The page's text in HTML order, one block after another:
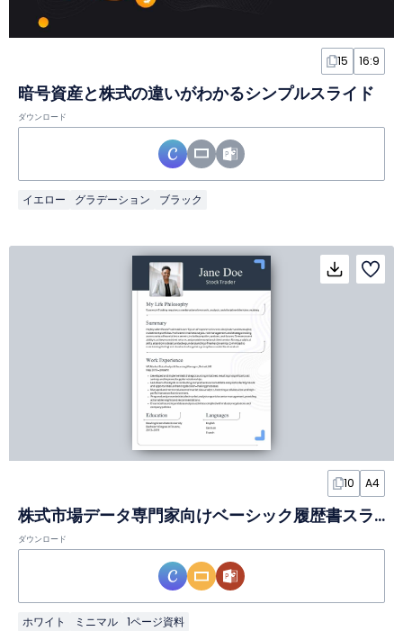
15 16:9
暗号資産と株式の違いがわかるシンプルスライド
ダウンロード
イエロー グラデーション ブラック
10 A4
株式市場データ専門家向けベーシック履歴書スライド
ダウンロード
ホワイト ミニマル 1ページ資料